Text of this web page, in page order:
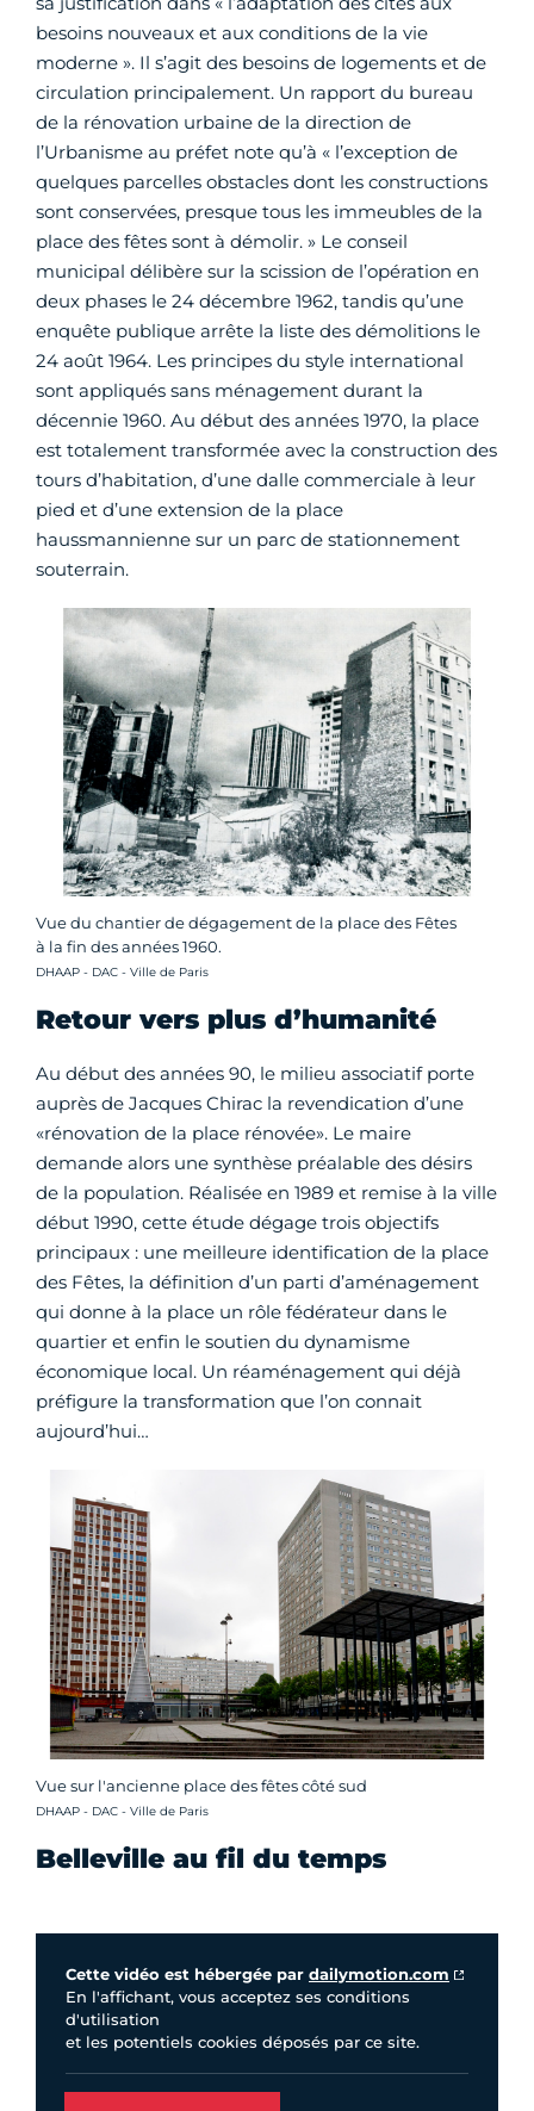
besoins nouveaux et aux conditions de la vie
moderne ». Il s’agit des besoins de logements et de
circulation principalement. Un rapport du bureau
de la rénovation urbaine de la direction de
l’Urbanisme au préfet note qu’à « l’exception de
quelques parcelles obstacles dont les constructions
sont conservées, presque tous les immeubles de la
place des fêtes sont à démolir. » Le conseil
municipal délibère sur la scission de l’opération en
deux phases le 24 décembre 1962, tandis qu’une
enquête publique arrête la liste des démolitions le
24 août 1964. Les principes du style international
sont appliqués sans ménagement durant la
décennie 1960. Au début des années 1970, la place
est totalement transformée avec la construction des
tours d’habitation, d’une dalle commerciale à leur
pied et d’une extension de la place
haussmannienne sur un parc de stationnement
souterrain.
Vue du chantier de dégagement de la place des Fêtes
à la fin des années 1960.
Crédit photo :
DHAAP - DAC - Ville de Paris
Retour vers plus d’humanité
Au début des années 90, le milieu associatif porte
auprès de Jacques Chirac la revendication d’une
«rénovation de la place rénovée». Le maire
demande alors une synthèse préalable des désirs
de la population. Réalisée en 1989 et remise à la ville
début 1990, cette étude dégage trois objectifs
principaux : une meilleure identification de la place
des Fêtes, la définition d’un parti d’aménagement
qui donne à la place un rôle fédérateur dans le
quartier et enfin le soutien du dynamisme
économique local. Un réaménagement qui déjà
préfigure la transformation que l’on connait
aujourd’hui…
Vue sur l'ancienne place des fêtes côté sud
Crédit photo :
DHAAP - DAC - Ville de Paris
Belleville au fil du temps
Cette vidéo est hébergée par dailymotion.com
En l'affichant, vous acceptez ses conditions
d'utilisation
et les potentiels cookies déposés par ce site.